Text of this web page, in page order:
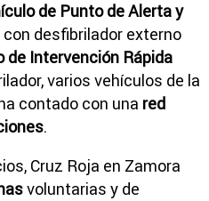
de Punto de Alerta y
con desfibrilador externo
de Intervención Rápida
varios vehículos de la
contado con una red
.
Cruz Roja en Zamora
voluntarias y de